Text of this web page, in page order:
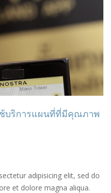
ช้บริการแผนที่ที่มีคุณภาพ
adipisicing elit, sed do
et dolore magna aliqua.